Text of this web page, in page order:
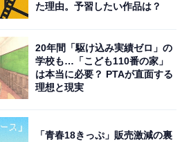
プレートでかっこいいと思う栃木県の
た理由。予習したい作品は？
20年間「駆け込み実績ゼロ」の
学校も…「こども110番の家」
は本当に必要？ PTAが直面する
理想と現実
「青春18きっぷ」販売激減の裏